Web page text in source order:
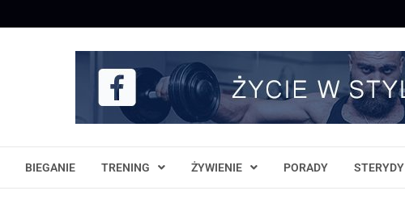
BIEGANIE TRENING ŻYWIENIE PORADY STERYDY